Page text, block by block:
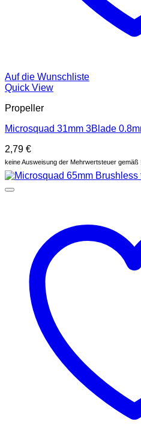
Auf die Wunschliste
Quick View
Propeller
Microsquad 31mm 3Blade
2,79 €
keine Ausweisung der Mehrwertsteuer gemäß